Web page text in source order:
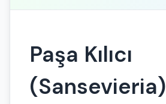
Paşa Kılıcı
(Sansevieria)